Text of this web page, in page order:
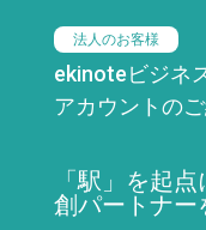
法人のお客様
ekinoteビジネ
アカウントの
「駅」を起
創パートナー